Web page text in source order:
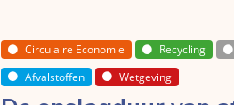
Circulaire Economie Recycling
Afvalstoffen
Wetgeving